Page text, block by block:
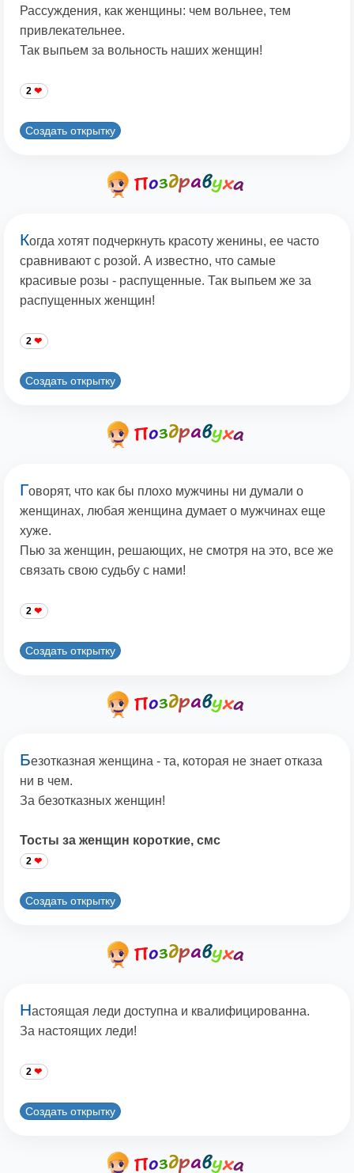
Рассуждения, как женщины: чем вольнее, тем
привлекательнее.
Так выпьем за вольность наших женщин!
2
Создать открытку
Когда хотят подчеркнуть красоту женины, ее часто
сравнивают с розой. А известно, что самые
красивые розы - распущенные. Так выпьем же за
распущенных женщин!
2
Создать открытку
Говорят, что как бы плохо мужчины ни думали о
женщинах, любая женщина думает о мужчинах еще
хуже.
Пью за женщин, решающих, не смотря на это, все же
связать свою судьбу с нами!
2
Создать открытку
Безотказная женщина - та, которая не знает отказа
ни в чем.
За безотказных женщин!
Тосты за женщин короткие, смс
2
Создать открытку
Настоящая леди доступна и квалифицированна.
За настоящих леди!
2
Создать открытку